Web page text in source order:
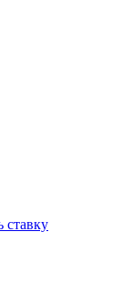
ставку